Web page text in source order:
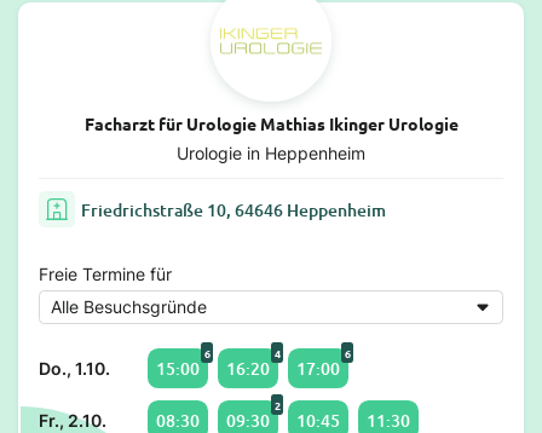
Facharzt für Urologie Mathias Ikinger Urologie
Urologie in Heppenheim
Friedrichstraße 10, 64646 Heppenheim
Freie Termine für
Do., 1.10. 15:00
6
16:20
4
17:00
6
Fr., 2.10. 08:30 09:30
2
10:45 11:30